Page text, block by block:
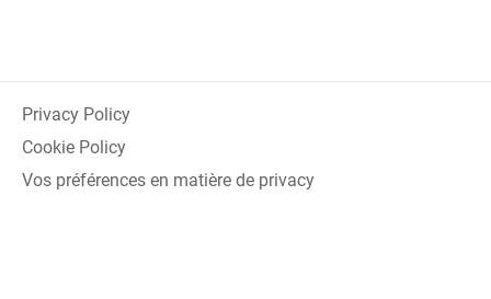
Privacy Policy
Cookie Policy
Vos préférences en matière de privacy